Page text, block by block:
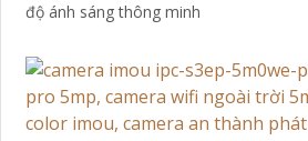
độ ánh sáng thông minh